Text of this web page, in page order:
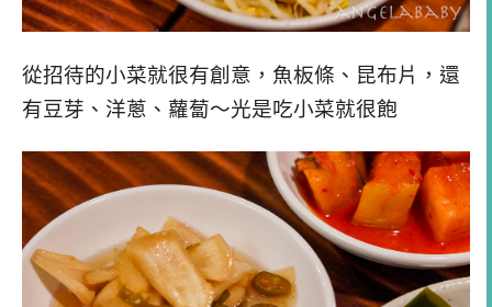
從招待的小菜就很有創意，魚板條、昆布片，還
有豆芽、洋蔥、蘿蔔～光是吃小菜就很飽